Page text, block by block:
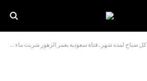
كل صباح لمده شهر..فتاة سعودية بعمر الزهور شربت ماء الكركم وماحدث لها لا يصدق…شاهد المفاجأة